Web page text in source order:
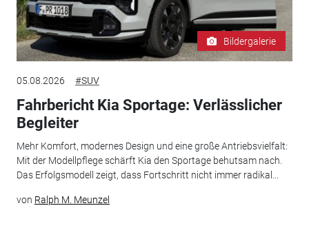
Bildergalerie
05.08.2026 #SUV
Fahrbericht Kia Sportage: Verlässlicher
Begleiter
Mehr Komfort, modernes Design und eine große Antriebsvielfalt:
Mit der Modellpflege schärft Kia den Sportage behutsam nach.
Das Erfolgsmodell zeigt, dass Fortschritt nicht immer radikal...
von Ralph M. Meunzel